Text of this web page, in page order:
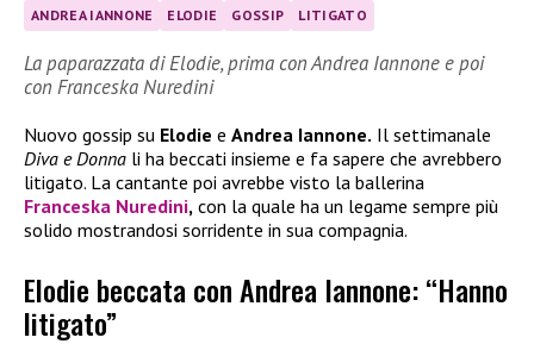
ANDREA IANNONE ELODIE GOSSIP LITIGATO
La paparazzata di Elodie, prima con Andrea Iannone e poi
con Franceska Nuredini
Nuovo gossip su Elodie e Andrea Iannone. Il settimanale
Diva e Donna li ha beccati insieme e fa sapere che avrebbero
litigato. La cantante poi avrebbe visto la ballerina
Franceska Nuredini, con la quale ha un legame sempre più
solido mostrandosi sorridente in sua compagnia.
Elodie beccata con Andrea Iannone: “Hanno
litigato”